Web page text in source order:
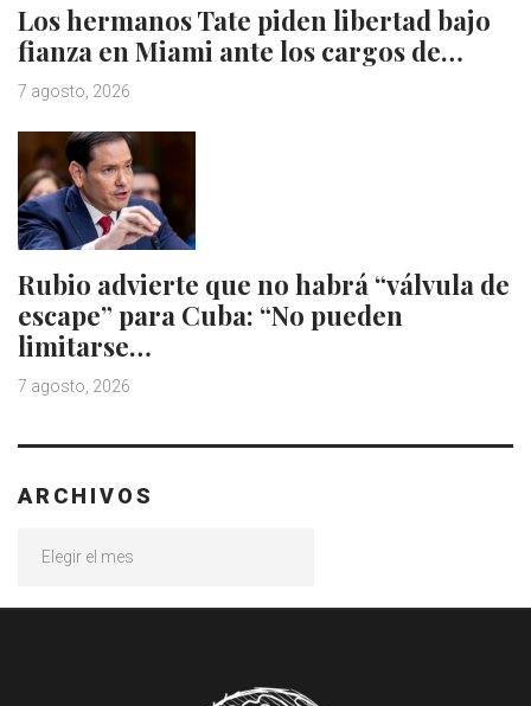
Los hermanos Tate piden libertad bajo
fianza en Miami ante los cargos de…
7 agosto, 2026
Rubio advierte que no habrá “válvula de
escape” para Cuba: “No pueden
limitarse…
7 agosto, 2026
ARCHIVOS